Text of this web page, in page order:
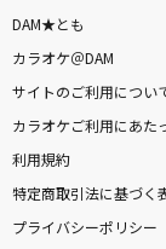
DAM★とも
カラオケ＠DAM
サイトのご利用につい
カラオケご利用にあた
利用規約
特定商取引法に基づく
プライバシーポリシー